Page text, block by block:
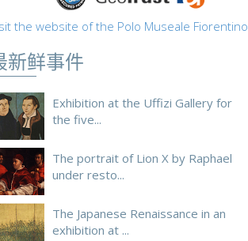
the website of the Polo Museale Fiorentino
新鲜事件
Exhibition at the Uffizi Gallery for
the five...
The portrait of Lion X by Raphael
under resto...
The Japanese Renaissance in an
exhibition at ...